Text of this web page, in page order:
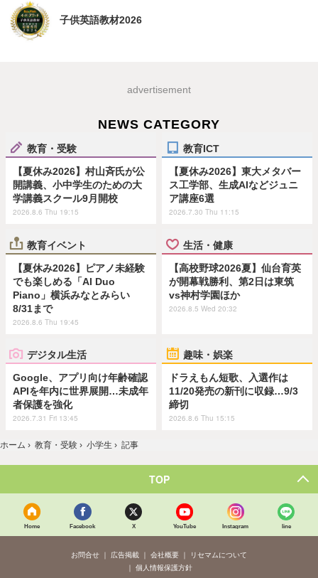
子供英語教材2026
advertisement
NEWS CATEGORY
教育・受験
【夏休み2026】村山斉氏が公
開講義、小中学生のための大
学講義スクール9月開校
2026.8.6 Thu 19:15
教育ICT
【夏休み2026】東大メタバー
ス工学部、生成AIなどジュニ
ア講座6選
2026.7.30 Thu 11:15
教育イベント
【夏休み2026】ピアノ未経験
でも楽しめる「AI Duo
Piano」横浜みなとみらい
8/31まで
2026.8.6 Thu 19:45
生活・健康
【高校野球2026夏】仙台育英
が開幕戦勝利、第2日は東筑
vs神村学園ほか
2026.8.5 Wed 20:32
デジタル生活
Google、アプリ向け年齢確認
APIを年内に世界展開…未成年
者保護を強化
2026.7.31 Fri 13:45
趣味・娯楽
ドラえもん短歌、入選作は
11/20発売の新刊に収録…9/3
締切
2026.8.6 Thu 15:15
ホーム › 教育・受験 › 小学生 › 記事
TOP
Home Facebook X YouTube Instagram line
お問合せ 広告掲載 会社概要
リセマムについて
個人情報保護方針